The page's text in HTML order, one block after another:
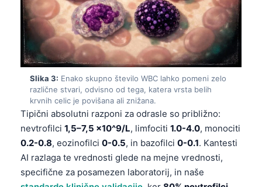
Slika 3: Enako skupno število WBC lahko pomeni zelo
različne stvari, odvisno od tega, katera vrsta belih
krvnih celic je povišana ali znižana.
Tipični absolutni razponi za odrasle so približno:
nevtrofilci 1,5–7,5 ×10^9/L, limfociti 1.0-4.0, monociti
0.2-0.8, eozinofilci 0-0.5, in bazofilci 0-0.1. Kantesti
AI razlaga te vrednosti glede na mejne vrednosti,
specifične za posamezen laboratorij, in naše